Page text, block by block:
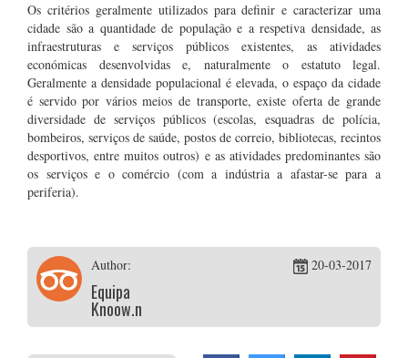
Os critérios geralmente utilizados para definir e caracterizar uma
cidade são a quantidade de população e a respetiva densidade, as
infraestruturas e serviços públicos existentes, as atividades
económicas desenvolvidas e, naturalmente o estatuto legal.
Geralmente a densidade populacional é elevada, o espaço da cidade
é servido por vários meios de transporte, existe oferta de grande
diversidade de serviços públicos (escolas, esquadras de polícia,
bombeiros, serviços de saúde, postos de correio, bibliotecas, recintos
desportivos, entre muitos outros) e as atividades predominantes são
os serviços e o comércio (com a indústria a afastar-se para a
periferia).
Author:
Equipa
Knoow.net
20-03-2017